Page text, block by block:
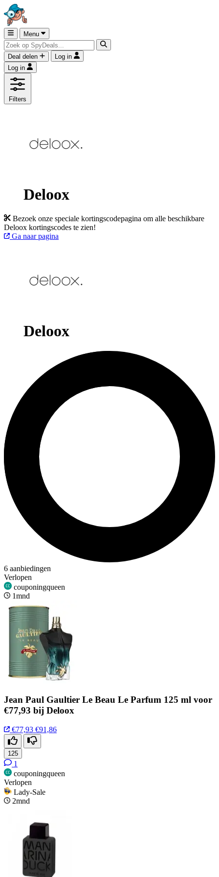
Menu
Deal delen
Log in
Log in
Filters
Deloox
Bezoek onze speciale kortingscodepagina om alle beschikbare
Deloox kortingscodes te zien!
Ga naar pagina
Deloox
6 aanbiedingen
Verlopen
couponingqueen
1mnd
Jean Paul Gaultier Le Beau Le Parfum 125 ml voor
€77,93 bij Deloox
€77,93 €91,86
125
1
couponingqueen
Verlopen
Lady-Sale
2mnd